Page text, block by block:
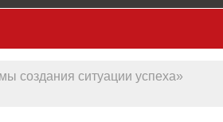
ситуации успеха»